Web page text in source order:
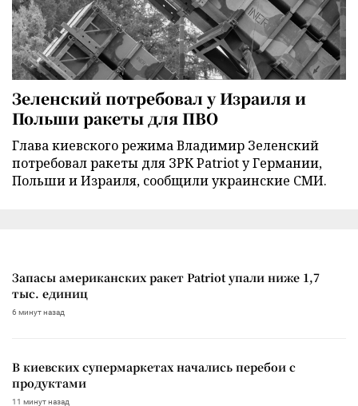
Зеленский потребовал у Израиля и
Польши ракеты для ПВО
Глава киевского режима Владимир Зеленский
потребовал ракеты для ЗРК Patriot у Германии,
Польши и Израиля, сообщили украинские СМИ.
Запасы американских ракет Patriot упали ниже 1,7
тыс. единиц
6 минут назад
В киевских супермаркетах начались перебои с
продуктами
11 минут назад